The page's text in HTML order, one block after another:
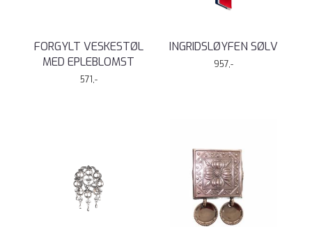
FORGYLT VESKESTØL
MED EPLEBLOMST
571,-
INGRIDSLØYFEN SØLV
957,-